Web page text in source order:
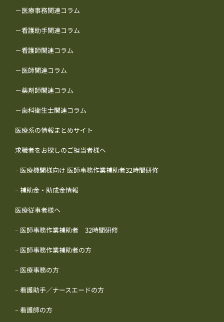
－医療事務関連コラム
－看護助手関連コラム
－看護師関連コラム
－医師関連コラム
－薬剤師関連コラム
－歯科衛生士関連コラム
医療系の情報まとめサイト
求職者をお探しのご担当者様へ
– 医療機関様向け 医師事務作業補助者32時間研修
– 補助金・助成金情報
医療従事者様へ
– 医師事務作業補助者 32時間研修
– 医師事務作業補助者の方
– 医療事務の方
– 看護助手／ナースエードの方
– 看護師の方